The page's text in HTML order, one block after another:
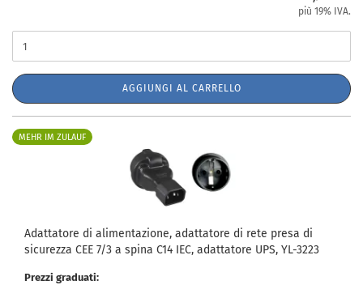
più 19% IVA.
AGGIUNGI AL CARRELLO
MEHR IM ZULAUF
Adattatore di alimentazione, adattatore di rete presa di
sicurezza CEE 7/3 a spina C14 IEC, adattatore UPS, YL-3223
Prezzi graduati: